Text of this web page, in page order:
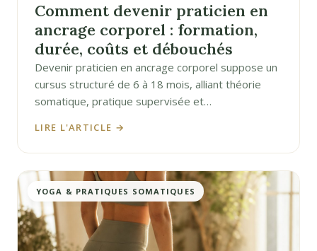
Comment devenir praticien en
ancrage corporel : formation,
durée, coûts et débouchés
Devenir praticien en ancrage corporel suppose un
cursus structuré de 6 à 18 mois, alliant théorie
somatique, pratique supervisée et…
LIRE L'ARTICLE →
YOGA & PRATIQUES SOMATIQUES